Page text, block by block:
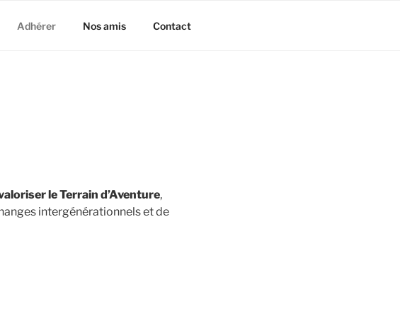
Adhérer Nos amis Contact
le Terrain d’Aventure,
intergénérationnels et de